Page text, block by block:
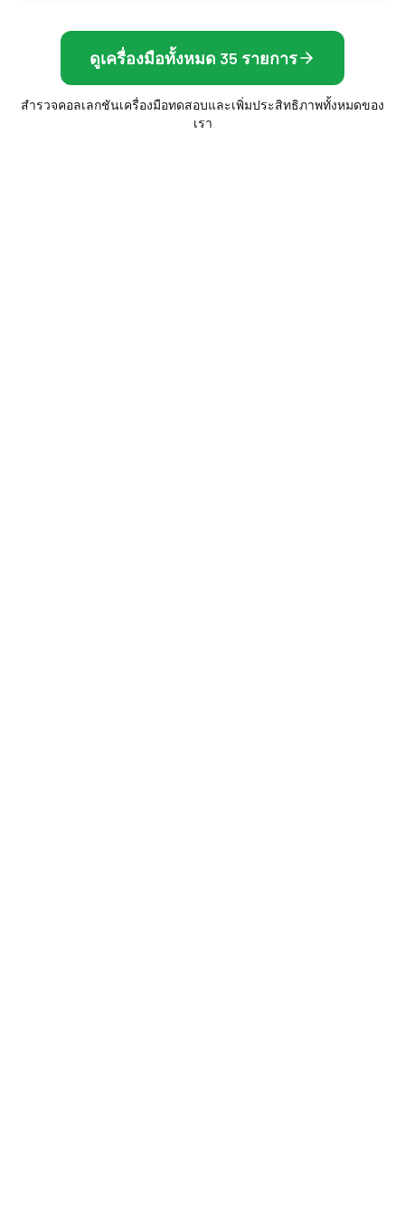
ดูเครื่องมือทั้งหมด 35 รายการ
สำรวจคอลเลกชันเครื่องมือทดสอบและเพิ่มประสิทธิภาพทั้งหมดของ
เรา